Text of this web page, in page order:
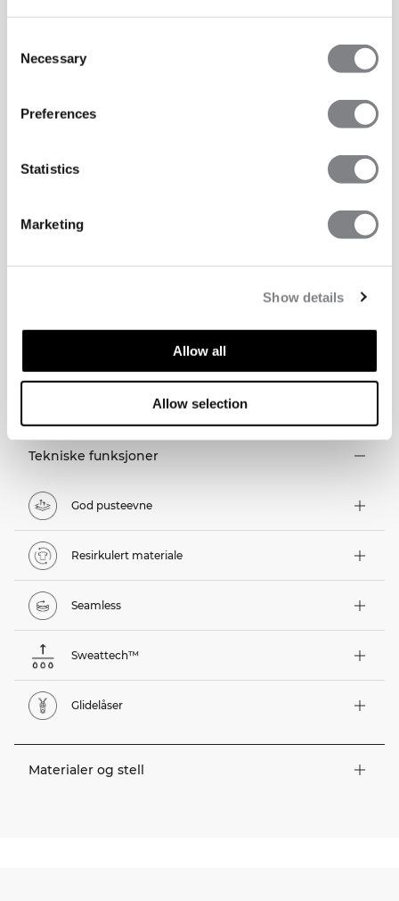
Selection
Necessary
Preferences
Statistics
Marketing
Show details
Allow all
Allow selection
TEKNISKE EGENSKAPER
Tekniske funksjoner
God pusteevne
Resirkulert materiale
Seamless
Sweattech™
Glidelåser
Materialer og stell